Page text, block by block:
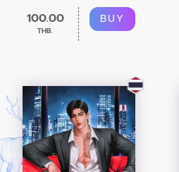
100.00
THB.
BUY